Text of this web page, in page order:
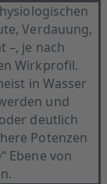
Verdauung,
–, je nach
Wirkprofil.
in Wasser
und
deutlich
Potenzen
Ebene von